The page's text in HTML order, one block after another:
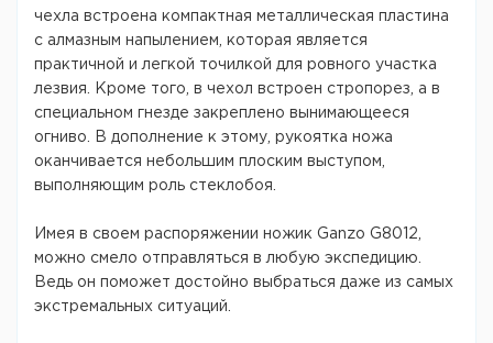
чехла встроена компактная металлическая пластина
с алмазным напылением, которая является
практичной и легкой точилкой для ровного участка
лезвия. Кроме того, в чехол встроен стропорез, а в
специальном гнезде закреплено вынимающееся
огниво. В дополнение к этому, рукоятка ножа
оканчивается небольшим плоским выступом,
выполняющим роль стеклобоя.
Имея в своем распоряжении ножик Ganzo G8012,
можно смело отправляться в любую экспедицию.
Ведь он поможет достойно выбраться даже из самых
экстремальных ситуаций.